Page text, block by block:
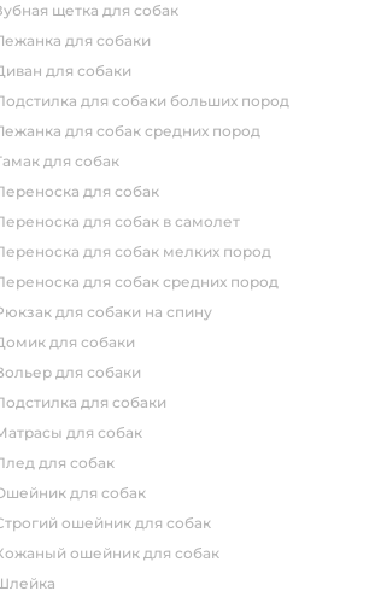
зубная щетка для собак
лежанка для собаки
диван для собаки
подстилка для собаки больших пород
лежанка для собак средних пород
гамак для собак
переноска для собак
переноска для собак в самолет
переноска для собак мелких пород
переноска для собак средних пород
рюкзак для собаки на спину
домик для собаки
вольер для собаки
подстилка для собаки
матрасы для собак
плед для собак
ошейник для собак
строгий ошейник для собак
кожаный ошейник для собак
шлейка